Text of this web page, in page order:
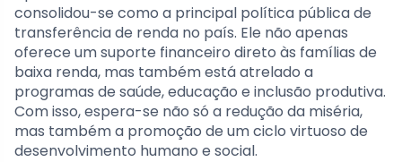
consolidou-se como a principal política pública de
transferência de renda no país. Ele não apenas
oferece um suporte financeiro direto às famílias de
baixa renda, mas também está atrelado a
programas de saúde, educação e inclusão produtiva.
Com isso, espera-se não só a redução da miséria,
mas também a promoção de um ciclo virtuoso de
desenvolvimento humano e social.